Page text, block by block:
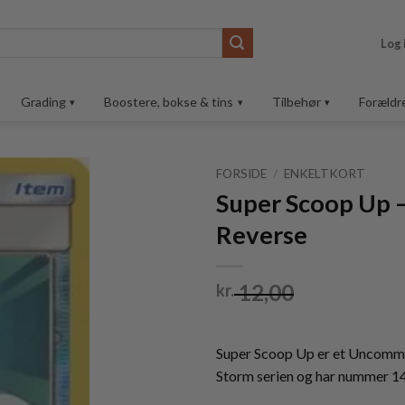
Log
Grading Boostere, bokse & tins Tilbehør
FORSIDE / ENKELTKORT
Super Scoop Up
Reverse
kr.12,00
Super Scoop Up er et
Storm serien og har nummer